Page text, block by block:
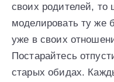
своих родителей, то
моделировать ту же
уже в своих
Постарайтесь
старых обидах.